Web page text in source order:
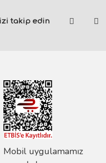
takip edin
Mobil uygulamamız